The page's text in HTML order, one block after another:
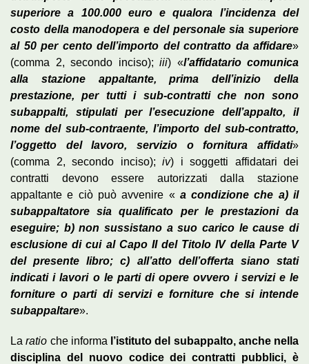
superiore a 100.000 euro e qualora l’incidenza del
costo della manodopera e del personale sia superiore
al 50 per cento dell’importo del contratto da affidare»
(comma 2, secondo inciso); iii) «l’affidatario comunica
alla stazione appaltante, prima dell’inizio della
prestazione, per tutti i sub-contratti che non sono
subappalti, stipulati per l’esecuzione dell’appalto, il
nome del sub-contraente, l’importo del sub-contratto,
l’oggetto del lavoro, servizio o fornitura affidati»
(comma 2, secondo inciso); iv) i soggetti affidatari dei
contratti devono essere autorizzati dalla stazione
appaltante e ciò può avvenire «a condizione che a) il
subappaltatore sia qualificato per le prestazioni da
eseguire; b) non sussistano a suo carico le cause di
esclusione di cui al Capo II del Titolo IV della Parte V
del presente libro; c) all’atto dell’offerta siano stati
indicati i lavori o le parti di opere ovvero i servizi e le
forniture o parti di servizi e forniture che si intende
subappaltare».
Laratio che informa l’istituto del subappalto, anche nella
disciplina del nuovo codice dei contratti pubblici, è